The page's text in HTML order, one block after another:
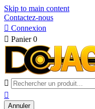
Skip to main content
Contactez-nous
 Connexion
 Panier 0


Annuler